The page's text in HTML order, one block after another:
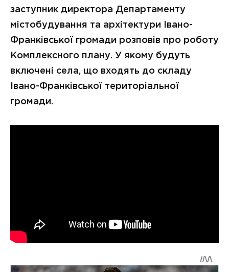
заступник директора Департаменту
містобудування та архітектури Івано-
Франківської громади розповів про роботу
Комплексного плану. У якому будуть
включені села, що входять до складу
Івано-Франківської територіальної
громади.